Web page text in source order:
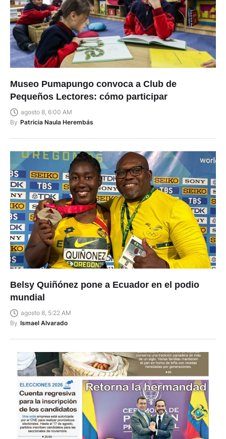
Museo Pumapungo convoca a Club de
Pequeños Lectores: cómo participar
agosto 8, 6:00 AM
By Patricia Naula Herembás
Belsy Quiñónez pone a Ecuador en el podio
mundial
agosto 8, 5:22 AM
By Ismael Alvarado